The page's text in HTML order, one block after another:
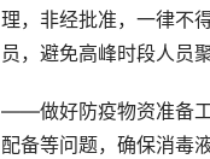
理，非经批准，一律不
员，避免高峰时段人员聚
——做好防疫物资准备工
配备等问题，确保消毒